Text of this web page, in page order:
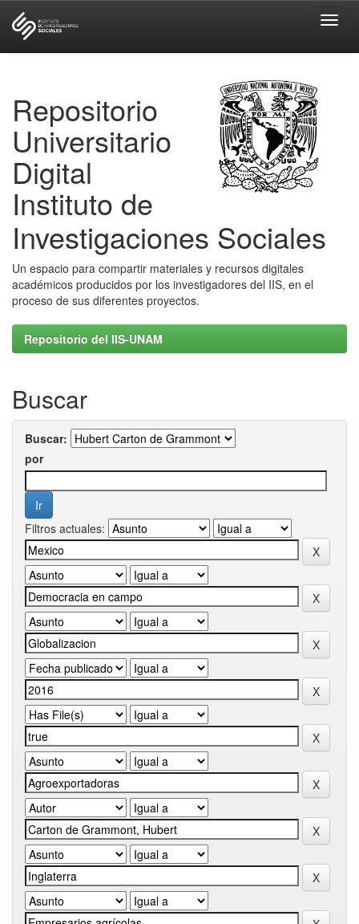
Repositorio
Universitario
Digital
Instituto de
Investigaciones Sociales
Un espacio para compartir materiales y recursos digitales
académicos producidos por los investigadores del IIS, en el
proceso de sus diferentes proyectos.
Repositorio del IIS-UNAM
Buscar
Buscar:
por
Filtros actuales: